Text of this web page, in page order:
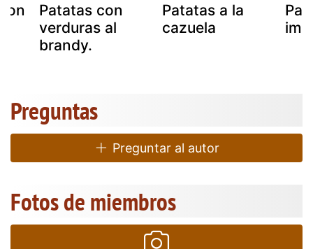
Patatas con
verduras al
brandy.
Patatas a la
cazuela
Preguntas
Preguntar al autor
Fotos de miembros